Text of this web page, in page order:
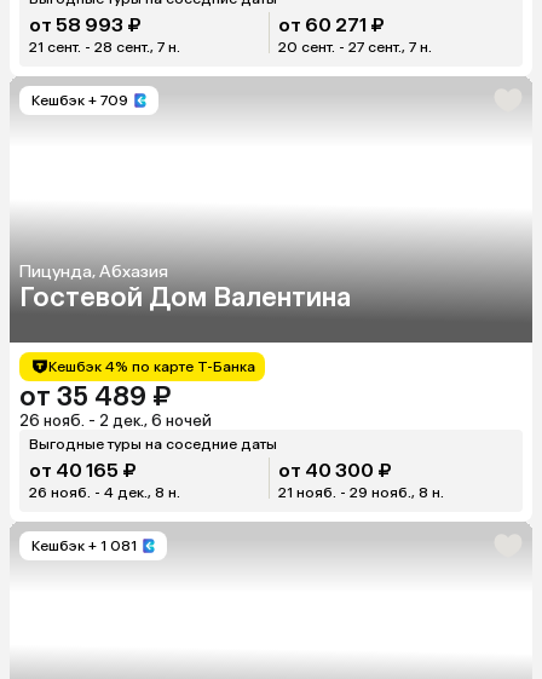
от 58 993 ₽
21 сент. - 28 сент., 7 н.
от 60 271 ₽
20 сент. - 27 сент., 7 н.
Кешбэк + 709
Пицунда, Абхазия
Гостевой Дом Валентина
Кешбэк 4% по карте Т-Банка
от 35 489 ₽
26 нояб. - 2 дек., 6 ночей
Выгодные туры на соседние даты
от 40 165 ₽
26 нояб. - 4 дек., 8 н.
от 40 300 ₽
21 нояб. - 29 нояб., 8 н.
Кешбэк + 1 081